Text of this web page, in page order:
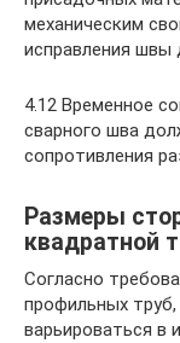
механическим
исправления
4.12 Временное
сварного шва
сопротивления
Размеры
квадратной
Согласно
профильных
варьироваться в